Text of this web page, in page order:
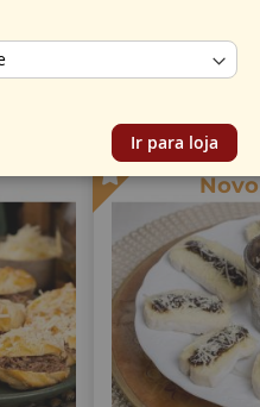
Novo
Ir para loja